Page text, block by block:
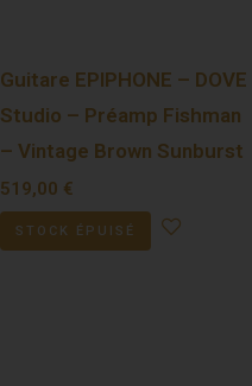
Guitare EPIPHONE – DOVE
Studio – Préamp Fishman
– Vintage Brown Sunburst
519,00 €
STOCK ÉPUISÉ